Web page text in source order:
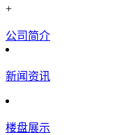
+
公司简介
新闻资讯
楼盘展示